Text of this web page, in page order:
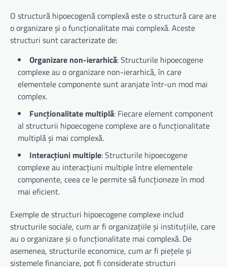
O structură hipoecogenă complexă este o structură care are
o organizare și o funcționalitate mai complexă. Aceste
structuri sunt caracterizate de:
Organizare non-ierarhică: Structurile hipoecogene
complexe au o organizare non-ierarhică, în care
elementele componente sunt aranjate într-un mod mai
complex.
Funcționalitate multiplă: Fiecare element component
al structurii hipoecogene complexe are o funcționalitate
multiplă și mai complexă.
Interacțiuni multiple: Structurile hipoecogene
complexe au interacțiuni multiple între elementele
componente, ceea ce le permite să funcționeze în mod
mai eficient.
Exemple de structuri hipoecogene complexe includ
structurile sociale, cum ar fi organizațiile și instituțiile, care
au o organizare și o funcționalitate mai complexă. De
asemenea, structurile economice, cum ar fi piețele și
sistemele financiare, pot fi considerate structuri